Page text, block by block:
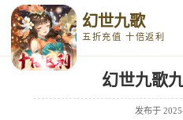
幻世九歌
五折充值 十倍返利
幻世九歌
发布于